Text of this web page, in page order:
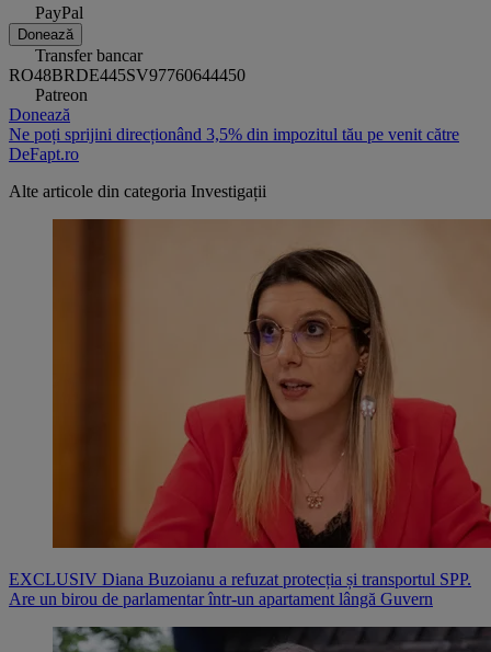
PayPal
Donează
Transfer bancar
RO48BRDE445SV97760644450
Patreon
Donează
Ne poți sprijini direcționând 3,5% din impozitul tău pe venit către
DeFapt.ro
Alte articole din categoria Investigații
EXCLUSIV Diana Buzoianu a refuzat protecția și transportul SPP.
Are un birou de parlamentar într-un apartament lângă Guvern